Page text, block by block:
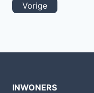
Vorige
INWONERS